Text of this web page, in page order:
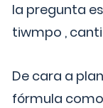
la pregunta
tiwmpo ,
De cara a
fórmula